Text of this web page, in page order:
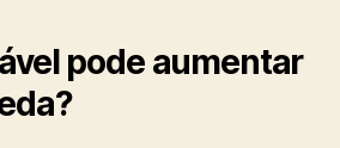
pode aumentar